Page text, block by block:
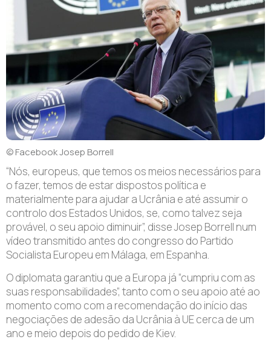
© Facebook Josep Borrell
“Nós, europeus, que temos os meios necessários para
o fazer, temos de estar dispostos política e
materialmente para ajudar a Ucrânia e até assumir o
controlo dos Estados Unidos, se, como talvez seja
provável, o seu apoio diminuir”, disse Josep Borrell num
vídeo transmitido antes do congresso do Partido
Socialista Europeu em Málaga, em Espanha.
O diplomata garantiu que a Europa já “cumpriu com as
suas responsabilidades”, tanto com o seu apoio até ao
momento como com a recomendação do início das
negociações de adesão da Ucrânia à UE cerca de um
ano e meio depois do pedido de Kiev.